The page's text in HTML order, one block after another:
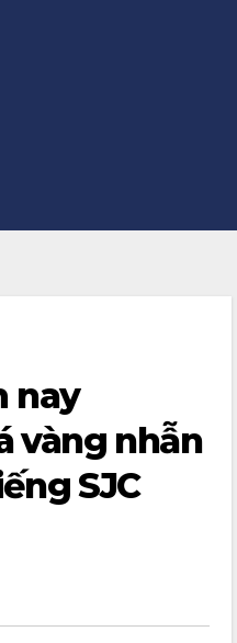
nay
vàng nhẫn
SJC